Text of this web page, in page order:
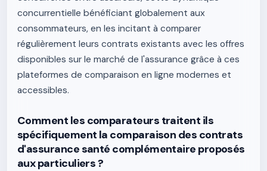
concurrentielle bénéficiant globalement aux
consommateurs, en les incitant à comparer
régulièrement leurs contrats existants avec les offres
disponibles sur le marché de l'assurance grâce à ces
plateformes de comparaison en ligne modernes et
accessibles.
Comment les comparateurs traitent ils
spécifiquement la comparaison des contrats
d'assurance santé complémentaire proposés
aux particuliers ?